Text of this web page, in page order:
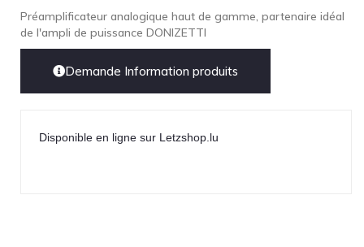
Préamplificateur analogique haut de gamme, partenaire idéal
de l'ampli de puissance DONIZETTI
Demande Information produits
Disponible en ligne sur Letzshop.lu